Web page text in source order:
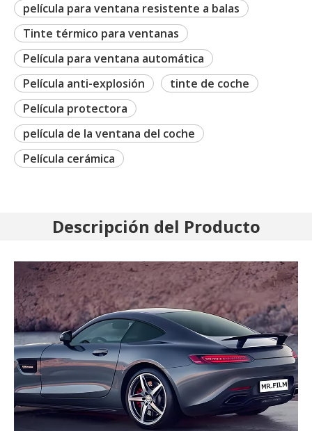
película para ventana resistente a balas
Tinte térmico para ventanas
Película para ventana automática
Película anti-explosión
tinte de coche
Película protectora
película de la ventana del coche
Película cerámica
Descripción del Producto